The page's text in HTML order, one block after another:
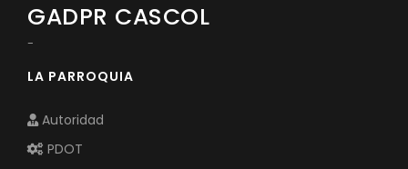
GADPR CASCOL
-
LA PARROQUIA
Autoridad
PDOT